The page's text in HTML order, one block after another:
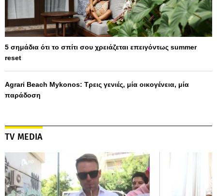
5 σημάδια ότι το σπίτι σου χρειάζεται επειγόντως summer
reset
Agrari Beach Mykonos: Τρεις γενιές, μία οικογένεια, μία
παράδοση
TV MEDIA